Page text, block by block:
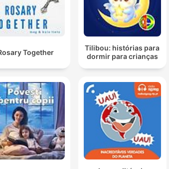
Together
Tilibou: histórias para
dormir para crianças